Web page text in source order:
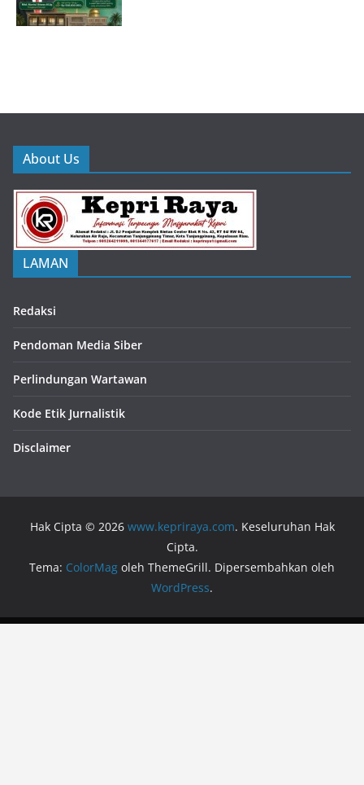
About Us
LAMAN
Redaksi
Pendoman Media Siber
Perlindungan Wartawan
Kode Etik Jurnalistik
Disclaimer
Hak Cipta © 2026 www.kepriraya.com. Keseluruhan Hak
Cipta.
Tema: ColorMag oleh ThemeGrill. Dipersembahkan oleh
WordPress.